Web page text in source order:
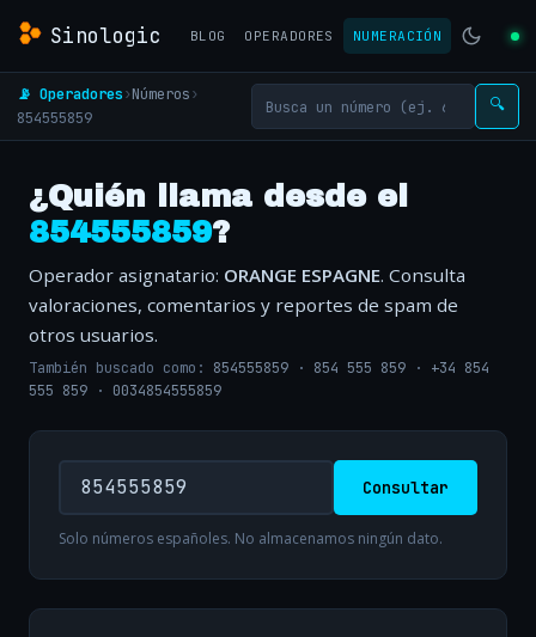
Sinologic BLOG OPERADORES NUMERACIÓN
📡 Operadores›Números›
854555859
🔍
¿Quién llama desde el
854555859?
Operador asignatario: ORANGE ESPAGNE. Consulta
valoraciones, comentarios y reportes de spam de
otros usuarios.
También buscado como: 854555859 · 854 555 859 · +34 854
555 859 · 0034854555859
Consultar
Solo números españoles. No almacenamos ningún dato.